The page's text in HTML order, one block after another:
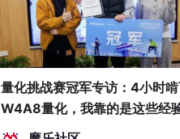
量化挑战赛冠军专访：4小时
W4A8量化，我靠的是这些经